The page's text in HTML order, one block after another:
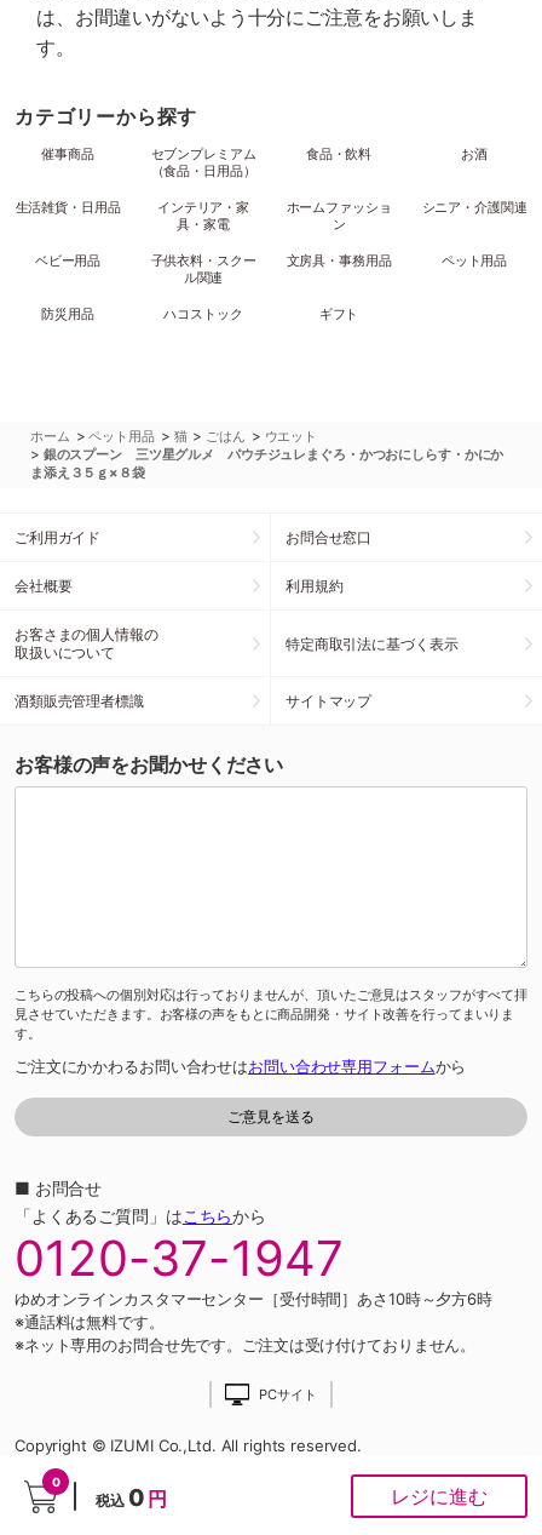
0
税込 0 円 レジに進む
は、お間違いがないよう十分にご注意をお願いしま
す。
カテゴリーから探す
催事商品
セブンプレミアム
（食品・日用品）
食品・飲料 お酒
生活雑貨・日用品
インテリア・家
具・家電
ホームファッショ
ン
シニア・介護関連
ベビー用品
子供衣料・スクー
ル関連
文房具・事務用品 ペット用品
防災用品 ハコストック ギフト
ホーム >ペット用品 > 猫 > ごはん > ウエット
> 銀のスプーン 三ツ星グルメ パウチジュレまぐろ・かつおにしらす・かにか
ま添え３５ｇ×８袋
ご利用ガイド お問合せ窓口
会社概要 利用規約
お客さまの個人情報の
取扱いについて
特定商取引法に基づく表示
酒類販売管理者標識 サイトマップ
お客様の声をお聞かせください
こちらの投稿への個別対応は行っておりませんが、頂いたご意見はスタッフがすべて拝
見させていただきます。お客様の声をもとに商品開発・サイト改善を行ってまいりま
す。
ご注文にかかわるお問い合わせはお問い合わせ専用フォームから
■ お問合せ
「よくあるご質問」はこちらから
0120-37-1947
ゆめオンラインカスタマーセンター［受付時間］あさ10時～夕方6時
※通話料は無料です。
※ネット専用のお問合せ先です。ご注文は受け付けておりません。
PCサイト
Copyright © IZUMI Co.,Ltd. All rights reserved.